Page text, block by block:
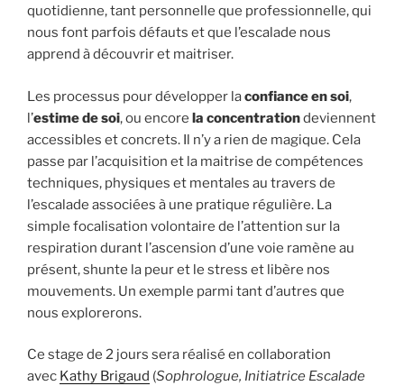
quotidienne, tant personnelle que professionnelle, qui
nous font parfois défauts et que l’escalade nous
apprend à découvrir et maitriser.
Les processus pour développer laconfiance en soi,
l’estime de soi, ou encore la concentrationdeviennent
accessibles et concrets. Il n’y a rien de magique. Cela
passe par l’acquisition et la maitrise de compétences
techniques, physiques et mentales au travers de
l’escalade associées à une pratique régulière. La
simple focalisation volontaire de l’attention sur la
respiration durant l’ascension d’une voie ramène au
présent, shunte la peur et le stress et libère nos
mouvements. Un exemple parmi tant d’autres que
nous explorerons.
Ce stage de 2 jours sera réalisé en collaboration
avec Kathy Brigaud (Sophrologue, Initiatrice Escalade